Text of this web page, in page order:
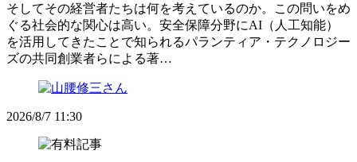
そしてその経営者たちは何を考えているのか。この問いをめ
ぐる社会的な関心は高い。安全保障分野にAI（人工知能）
を活用してきたことで知られるパランティア・テクノロジー
ズの共同創業者らによる著…
2026/8/7 11:30